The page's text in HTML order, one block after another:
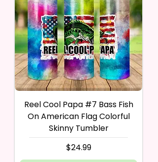
Reel Cool Papa #7 Bass Fish
On American Flag Colorful
Skinny Tumbler
価格
$24.99